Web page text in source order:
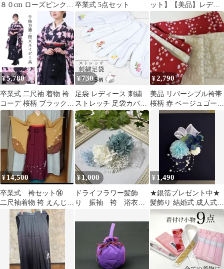
８０cm ローズピンク 卒業式 5点セット
ット】【美品】レディ
ース袴セット 成人式・
卒業式に 華やか和装 黒
エンジ 花柄 桜 地紋 刺
繍 95-62
¥5,780
卒業式 二尺袖 着物 袴
コーデ 桜柄 ブラック
ピンク レディース 大学
生 和装
¥ 730
足袋 レディース 刺繍
ストレッチ 足袋カバー
口ゴム 単衣足袋 こはぜ
なし 22.5cm～24.5cm フ
リーサイズ F寸 たび姫
足袋ソックス 白 伸びる
伸縮 刺しゅう 靴下 着
物 ゆかた 浴衣 振袖 袴
かわいい おしゃれ
¥2,790
美品 リバーシブル袴帯
桜柄 赤 ベージュゴール
ド 卒業式
¥ 14,500
卒業式 袴セット⑭
二尺袖着物 袴 えんじ色
桜刺繍 レトロモダン
¥1,000
ドライフラワー髪飾
り 振袖 袴 浴衣
式髪飾りNo.2538
¥ 1,490
★銀箔プレゼント中★
髪飾り 結婚式 成人式
卒業式 和装 浴衣 袴に